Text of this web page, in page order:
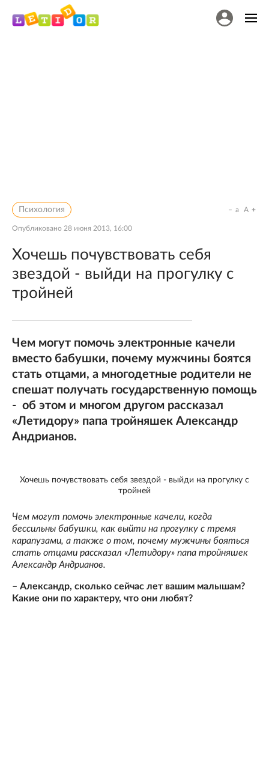
Психология
Опубликовано 28 июня 2013, 16:00
a A
Хочешь почувствовать себя
звездой - выйди на прогулку с
тройней
Чем могут помочь электронные качели
вместо бабушки, почему мужчины боятся
стать отцами, а многодетные родители не
спешат получать государственную помощь
- об этом и многом другом рассказал
«Летидору» папа тройняшек Александр
Андрианов.
Хочешь почувствовать себя звездой - выйди на прогулку с
тройней
Чем могут помочь электронные качели, когда
бессильны бабушки, как выйти на прогулку с тремя
карапузами, а также о том, почему мужчины бояться
стать отцами рассказал «Летидору» папа тройняшек
Александр Андрианов.
– Александр, сколько сейчас лет вашим малышам?
Какие они по характеру, что они любят?